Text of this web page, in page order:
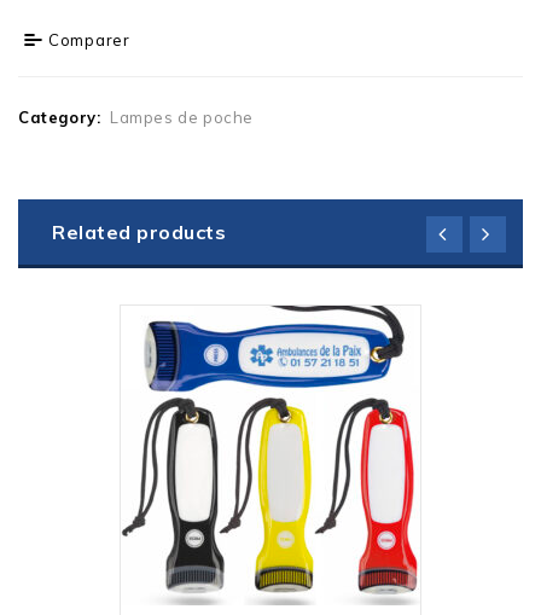
Comparer
Category: Lampes de poche
Related products